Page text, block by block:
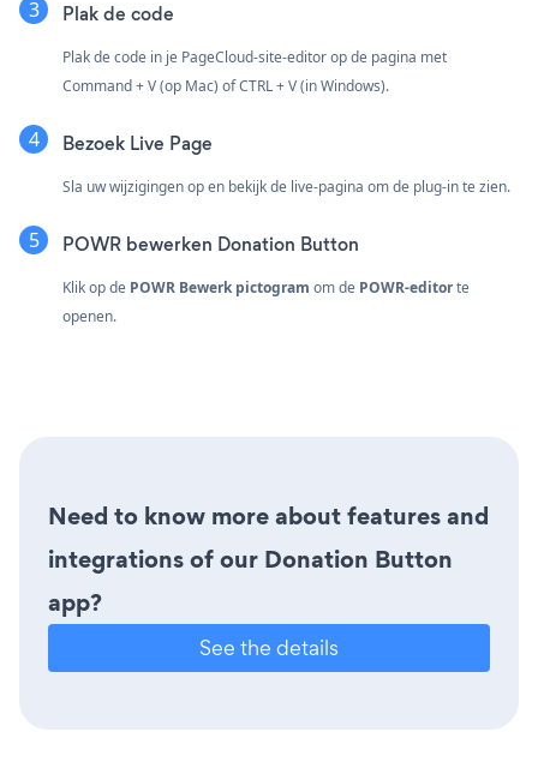
Plak de code
Plak de code in je PageCloud-site-editor op de pagina met
Command + V (op Mac) of CTRL + V (in Windows).
Bezoek Live Page
Sla uw wijzigingen op en bekijk de live-pagina om de plug-in te zien.
POWR bewerken Donation Button
Klik op de POWR Bewerk pictogram om de POWR-editorte
openen.
Need to know more about features and
integrations of our Donation Button
app?
See the details